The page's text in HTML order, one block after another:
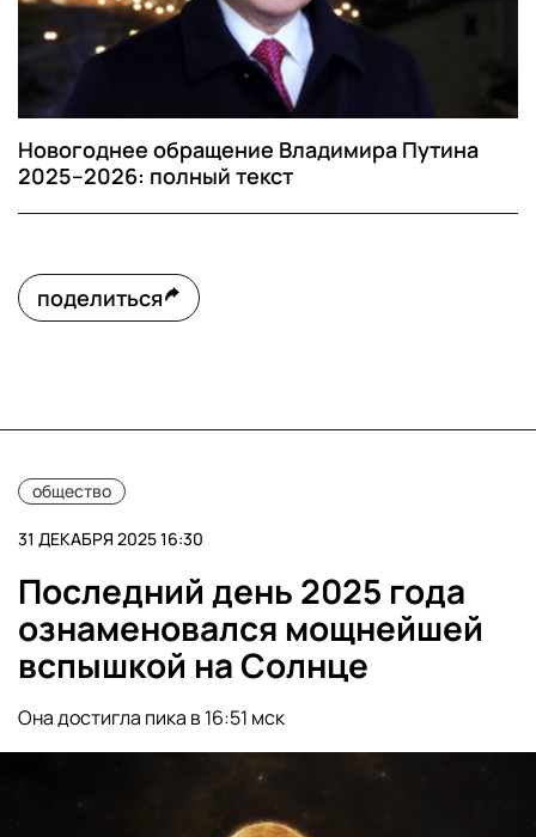
Новогоднее обращение Владимира Путина
2025–2026: полный текст
поделиться
общество
31 ДЕКАБРЯ 2025 16:30
Последний день 2025 года
ознаменовался мощнейшей
вспышкой на Солнце
Она достигла пика в 16:51 мск